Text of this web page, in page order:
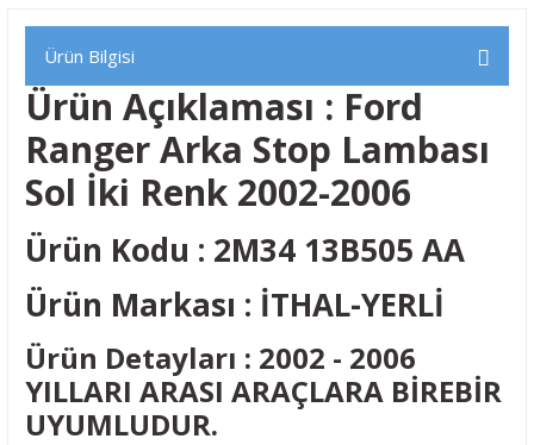
Ürün Bilgisi
Ürün Açıklaması : Ford
Ranger Arka Stop Lambası
Sol İki Renk 2002-2006
Ürün Kodu : 2M34 13B505 AA
Ürün Markası : İTHAL-YERLİ
Ürün Detayları : 2002 - 2006
YILLARI ARASI ARAÇLARA BİREBİR
UYUMLUDUR.